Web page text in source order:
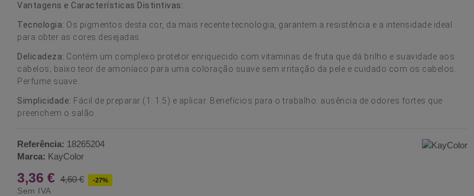
Vantagens e Características Distintivas:
Tecnologia: Os pigmentos desta cor, da mais recente tecnologia, garantem a resistência e a intensidade ideal
para obter as cores desejadas.
Delicadeza: Contém um complexo protetor enriquecido com vitaminas de fruta que dá brilho e suavidade aos
cabelos; baixo teor de amoníaco para uma coloração suave sem irritação da pele e cuidado com os cabelos.
Perfume suave.
Simplicidade: Fácil de preparar (1: 1.5) e aplicar. Benefícios para o trabalho: ausência de odores fortes que
preenchem o salão.
Referência: 18265204
Marca: KayColor
3,36 € 4,60 € -27%
Sem IVA